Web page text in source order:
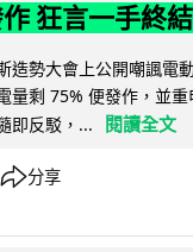
狂言一手終
造勢大會上公開嘲諷電
量剩 75% 便發作，並
即反駁，...
閱讀全文
分享